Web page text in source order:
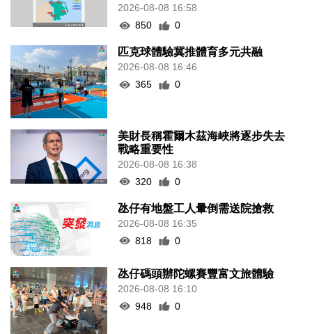
2026-08-08 16:58
850
0
匹克球體驗冀推體育多元共融
2026-08-08 16:46
365
0
美財長稱霍爾木茲海峽將逐步失去
戰略重要性
2026-08-08 16:38
320
0
氹仔有地盤工人暈倒需送院搶救
2026-08-08 16:35
818
0
氹仔碼頭辦陀螺賽豐富文旅體驗
2026-08-08 16:10
948
0